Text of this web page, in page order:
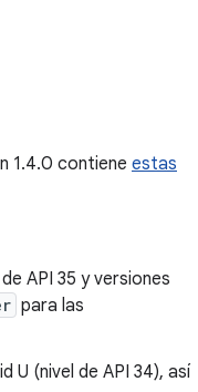
1.4.0 contiene estas
API 35 y versiones
para las
U (nivel de API 34), así